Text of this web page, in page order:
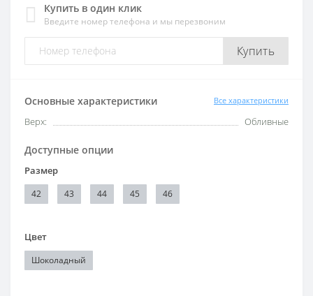
Купить в один клик
Введите номер телефона и мы перезвоним
Купить
Основные характеристики Все характеристики
Верх: Обливные
Доступные опции
Размер
42 43 44 45 46
Цвет
Шоколадный